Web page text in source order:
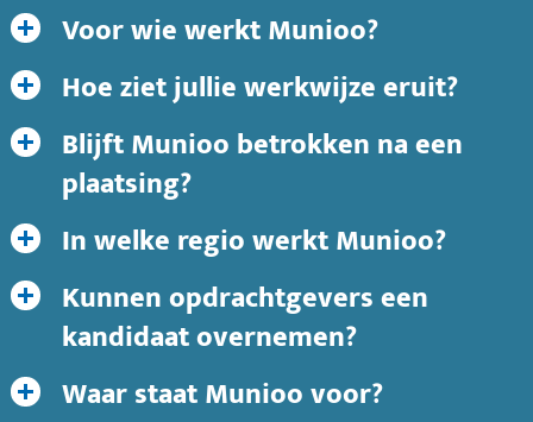
Voor wie werkt Munioo?
Hoe ziet jullie werkwijze eruit?
Blijft Munioo betrokken na een
plaatsing?
In welke regio werkt Munioo?
Kunnen opdrachtgevers een
kandidaat overnemen?
Waar staat Munioo voor?